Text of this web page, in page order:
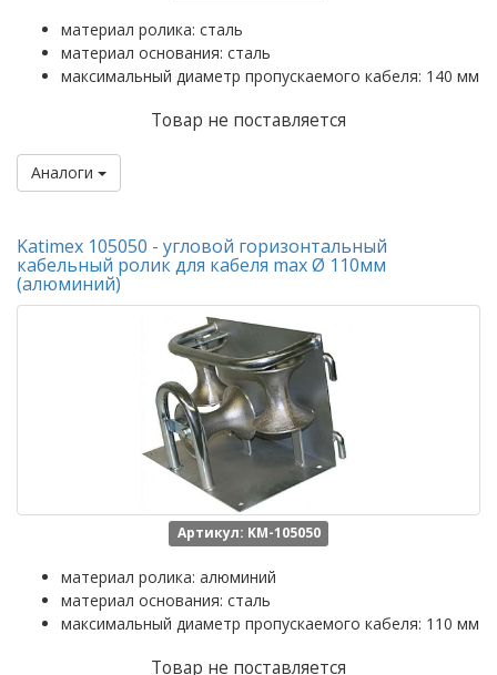
материал ролика: сталь
материал основания: сталь
максимальный диаметр пропускаемого кабеля: 140 мм
Товар не поставляется
Аналоги
Katimex 105050 - угловой горизонтальный
кабельный ролик для кабеля max Ø 110мм
(алюминий)
Артикул: KM-105050
материал ролика: алюминий
материал основания: сталь
максимальный диаметр пропускаемого кабеля: 110 мм
Товар не поставляется